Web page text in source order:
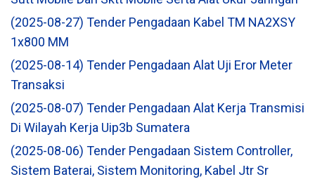
(2025-08-27) Tender Pengadaan Kabel TM NA2XSY
1x800 MM
(2025-08-14) Tender Pengadaan Alat Uji Eror Meter
Transaksi
(2025-08-07) Tender Pengadaan Alat Kerja Transmisi
Di Wilayah Kerja Uip3b Sumatera
(2025-08-06) Tender Pengadaan Sistem Controller,
Sistem Baterai, Sistem Monitoring, Kabel Jtr Sr